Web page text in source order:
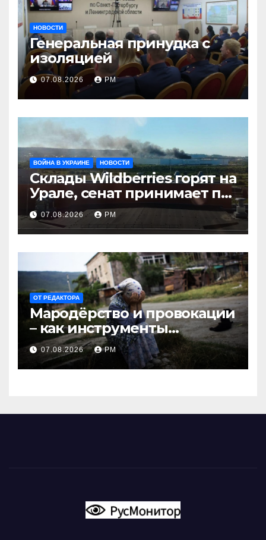
НОВОСТИ
Генеральная принудка с
изоляцией
07.08.2026 РМ
ВОЙНА В УКРАИНЕ НОВОСТИ
Склады Wildberries горят на
Урале, сенат принимает по
Грэму закон
07.08.2026 РМ
ОТ РЕДАКТОРА
Мародёрство и провокации
– как инструменты
современной политики
России
07.08.2026 РМ